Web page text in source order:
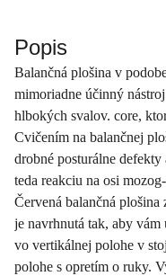
Popis
Balančná plošina v
mimoriadne účinný
hlbokých svalov. core,
Cvičením na balančnej
drobné posturálne
teda reakciu na osi
Červená balančná
je navrhnutá tak, aby
vo vertikálnej polohe v
polohe s opretím o ruky.